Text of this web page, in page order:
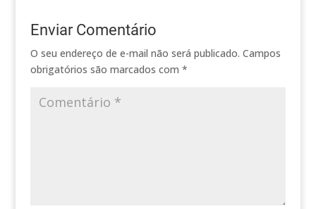
Enviar Comentário
O seu endereço de e-mail não será publicado. Campos
obrigatórios são marcados com *